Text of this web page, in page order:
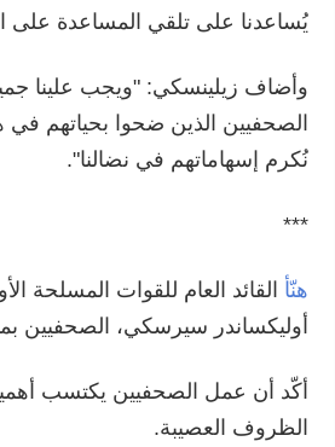
يُساعدنا على تلقي المساعدة على
وأضاف زيلينسكي: "ويجب علينا
الصحفيين الذين ضحوا بحياتهم
نُكرم إسهاماتهم في نضالنا".
***
هنّأ القائد العام للقوات المسلحة
أوليكساندر سيرسكي، الصحفيين
أكّد أن عمل الصحفيين يكتسب
الظروف العصيبة.